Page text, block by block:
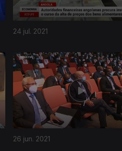
24 jul. 2021
26 jun. 2021